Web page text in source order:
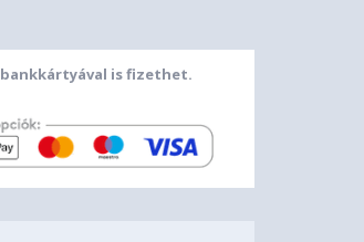
bankkártyával is fizethet.